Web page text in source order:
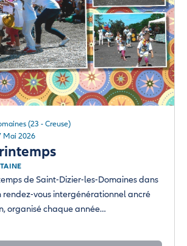
(23 - Creuse)
Mai 2026
de Saint-Dizier-les-Domaines dans
rendez-vous intergénérationnel ancré
organisé chaque année…